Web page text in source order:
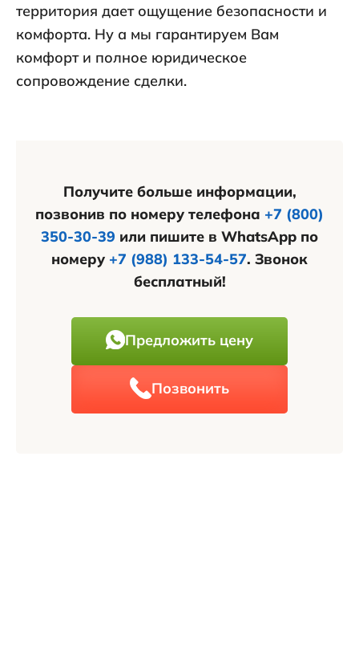
территория дает ощущение безопасности и
комфорта. Ну а мы гарантируем Вам
комфорт и полное юридическое
сопровождение сделки.
Получите больше информации,
позвонив по номеру телефона +7 (800)
350-30-39 или пишите в WhatsApp по
номеру +7 (988) 133-54-57. Звонок
бесплатный!
Предложить цену
Позвонить